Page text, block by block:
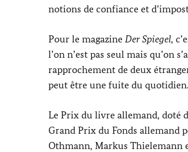
notions de confiance et
Pour le magazine Der Spiegel,
l’on n’est pas seul mais qu’on
rapprochement de deux
peut être une fuite du
Le Prix du livre allemand, doté
Grand Prix du Fonds allemand
Othmann, Markus Thielemann